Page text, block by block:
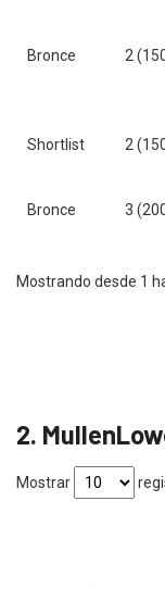
Bronce 2
Shortlist 2
Bronce 3
Mostrando desde 1
2.
Mostrar